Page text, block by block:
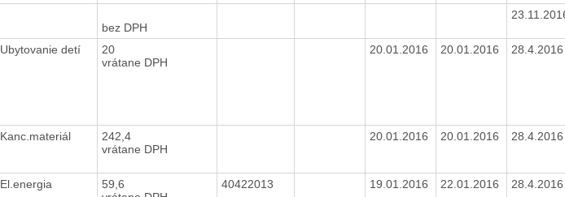
bez DPH
Ubytovanie detí
20
vrátane DPH
20.01.2016 20.01.2016
Kanc.materiál
242,4
vrátane DPH
20.01.2016 20.01.2016
El.energia
59,6
40422013 19.01.2016 22.01.2016